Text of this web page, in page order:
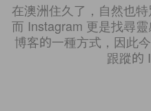
在澳洲住久了，自然也
而 Instagram 更是找尋
博客的一種方式，因此
跟蹤的